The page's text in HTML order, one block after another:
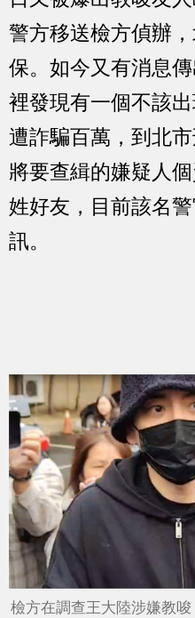
警方移送檢方偵辦
保。如今又有消息
裡發現有一個不該
遭詐騙百萬，到北
將要查緝的嫌疑人
姓好友，目前該名
訊。
檢方在調查王大陸涉嫌教